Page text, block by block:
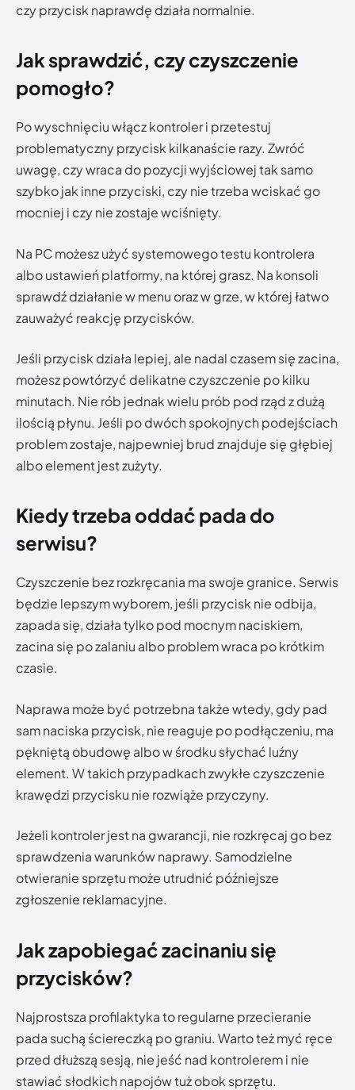
czy przycisk naprawdę działa normalnie.
Jak sprawdzić, czy czyszczenie
pomogło?
Po wyschnięciu włącz kontroler i przetestuj
problematyczny przycisk kilkanaście razy. Zwróć
uwagę, czy wraca do pozycji wyjściowej tak samo
szybko jak inne przyciski, czy nie trzeba wciskać go
mocniej i czy nie zostaje wciśnięty.
Na PC możesz użyć systemowego testu kontrolera
albo ustawień platformy, na której grasz. Na konsoli
sprawdź działanie w menu oraz w grze, w której łatwo
zauważyć reakcję przycisków.
Jeśli przycisk działa lepiej, ale nadal czasem się zacina,
możesz powtórzyć delikatne czyszczenie po kilku
minutach. Nie rób jednak wielu prób pod rząd z dużą
ilością płynu. Jeśli po dwóch spokojnych podejściach
problem zostaje, najpewniej brud znajduje się głębiej
albo element jest zużyty.
Kiedy trzeba oddać pada do
serwisu?
Czyszczenie bez rozkręcania ma swoje granice. Serwis
będzie lepszym wyborem, jeśli przycisk nie odbija,
zapada się, działa tylko pod mocnym naciskiem,
zacina się po zalaniu albo problem wraca po krótkim
czasie.
Naprawa może być potrzebna także wtedy, gdy pad
sam naciska przycisk, nie reaguje po podłączeniu, ma
pękniętą obudowę albo w środku słychać luźny
element. W takich przypadkach zwykłe czyszczenie
krawędzi przycisku nie rozwiąże przyczyny.
Jeżeli kontroler jest na gwarancji, nie rozkręcaj go bez
sprawdzenia warunków naprawy. Samodzielne
otwieranie sprzętu może utrudnić późniejsze
zgłoszenie reklamacyjne.
Jak zapobiegać zacinaniu się
przycisków?
Najprostsza profilaktyka to regularne przecieranie
pada suchą ściereczką po graniu. Warto też myć ręce
przed dłuższą sesją, nie jeść nad kontrolerem i nie
stawiać słodkich napojów tuż obok sprzętu.